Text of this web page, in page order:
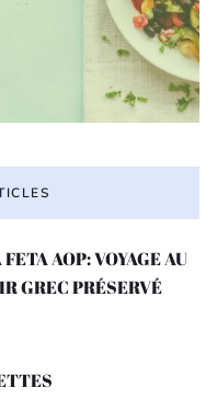
AOP: VOYAGE AU
GREC PRÉSERVÉ